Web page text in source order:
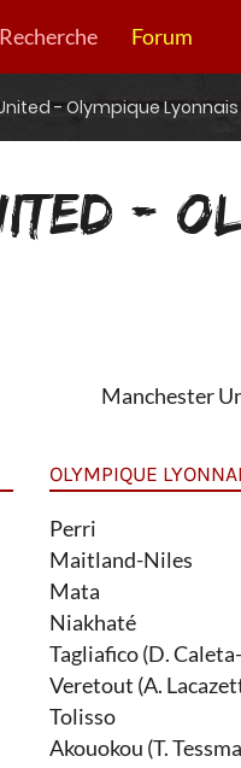
Recherche Forum
- Olympique
-
Manchester
OLYMPIQUE
Perri
Maitland-Niles
Mata
Niakhaté
Tagliafico (D.
Veretout (A.
Tolisso
Akouokou (T.